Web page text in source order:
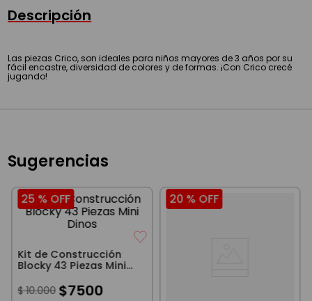
Descripción
Las piezas Crico, son ideales para niños mayores de 3 años por su
fácil encastre, diversidad de colores y de formas. ¡Con Crico crecé
jugando!
Sugerencias
25 % OFF
Kit de Construcción
Blocky 43 Piezas Mini
$ 10.000 $7500
20 % OFF